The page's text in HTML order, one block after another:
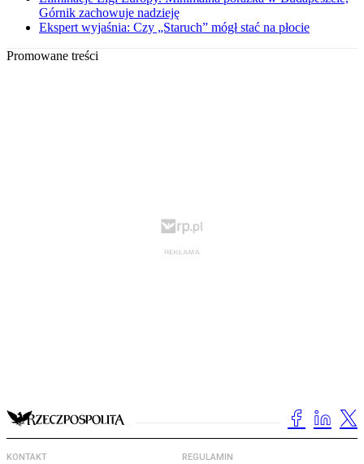
Górnik zachowuje nadzieję
Ekspert wyjaśnia: Czy „Staruch” mógł stać na płocie
Promowane treści
KONTAKT REGULAMIN